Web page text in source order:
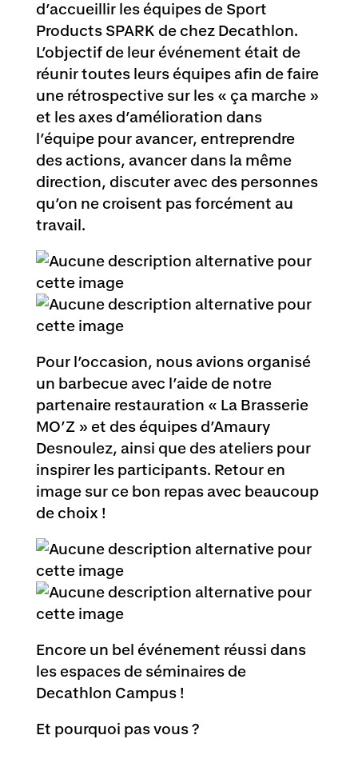
d’accueillir les équipes de Sport
Products SPARK de chez Decathlon.
L’objectif de leur événement était de
réunir toutes leurs équipes afin de faire
une rétrospective sur les « ça marche »
et les axes d’amélioration dans
l’équipe pour avancer, entreprendre
des actions, avancer dans la même
direction, discuter avec des personnes
qu’on ne croisent pas forcément au
travail.
Pour l’occasion, nous avions organisé
un barbecue avec l’aide de notre
partenaire restauration « La Brasserie
MO’Z » et des équipes d’Amaury
Desnoulez, ainsi que des ateliers pour
inspirer les participants. Retour en
image sur ce bon repas avec beaucoup
de choix !
Encore un bel événement réussi dans
les espaces de séminaires de
Decathlon Campus !
Et pourquoi pas vous ?